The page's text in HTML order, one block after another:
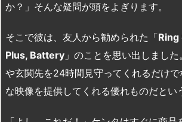
か？」そんな疑問が頭をよぎります。
そこで彼は、友人から勧められた「Ring
Plus, Battery 」のことを思い出しまし
や玄関先を24時間見守ってくれるだけ
な映像を提供してくれる優れものだとい